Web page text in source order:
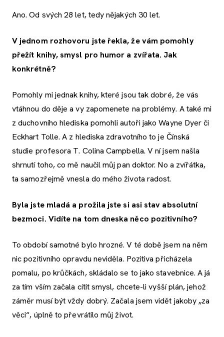
Ano. Od svých 28 let, tedy nějakých 30 let.
V jednom rozhovoru jste řekla, že vám pomohly
přežít knihy, smysl pro humor a zvířata. Jak
konkrétně?
Pomohly mi jednak knihy, které jsou tak dobré, že vás
vtáhnou do děje a vy zapomenete na problémy. A také mi
z duchovního hlediska pomohli autoři jako Wayne Dyer či
Eckhart Tolle. A z hlediska zdravotního to je Čínská
studie profesora T. Colina Campbella. V ní jsem našla
shrnutí toho, co mě naučil můj pan doktor. No a zvířátka,
ta samozřejmě vnesla do mého života radost.
Byla jste mladá a prožila jste si asi stav absolutní
bezmoci. Vidíte na tom dneska něco pozitivního?
To období samotné bylo hrozné. V té době jsem na něm
nic pozitivního opravdu neviděla. Pozitiva přicházela
pomalu, po krůčkách, skládalo se to jako stavebnice. A já
za tím vším začala cítit smysl, chcete-li vyšší plán, jehož
záměr musí být vždy dobrý. Začala jsem vidět jakoby „za
věci“, úplně to převrátilo můj život.